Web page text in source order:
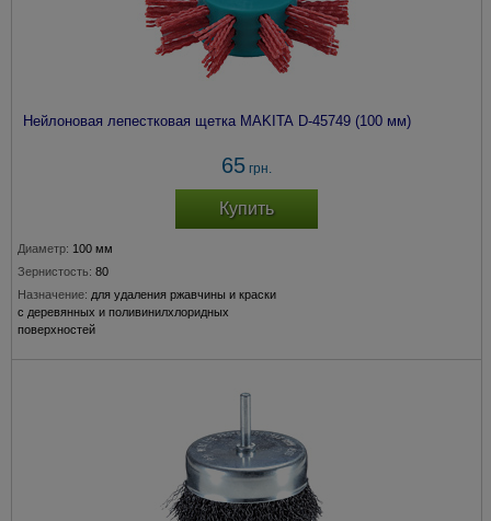
Нейлоновая лепестковая щетка MAKITA D-45749 (100 мм)
65 грн.
Купить
Диаметр: 100 мм
Зернистость: 80
Назначение: для удаления ржавчины и краски
с деревянных и поливинилхлоридных
поверхностей